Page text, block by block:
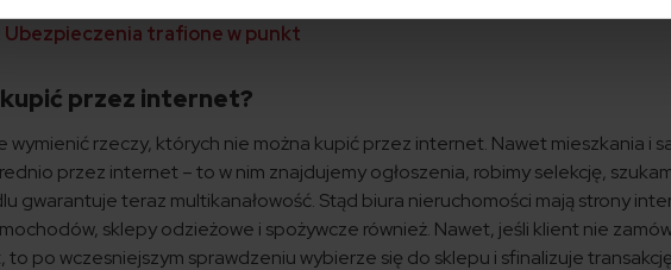
Ubezpieczenia trafione w punkt
kupić przez internet?
wymienić rzeczy, których nie można kupić przez internet. Nawet mieszkania i
przez internet – to w nim znajdujemy ogłoszenia, robimy selekcję,
gwarantuje teraz multikanałowość. Stąd biura nieruchomości mają strony
sklepy odzieżowe i spożywcze również. Nawet, jeśli klient nie
po wczesniejszym sprawdzeniu wybierze się do sklepu i sfinalizuje